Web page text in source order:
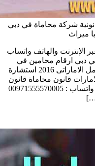
شركة محاماة في دبي
ميراث
لاين متاح 24 ساعة عبر الإنترنت والهاتف واتساب
دبي ارقام محامين في
ابوظبي محامي قضايا ميراث قانون العمل الاماراتى 2016 استشارة
قانون محاماة قانون
العمل الاماراتي محامي احوال شخصية واتساب : 00971555570005